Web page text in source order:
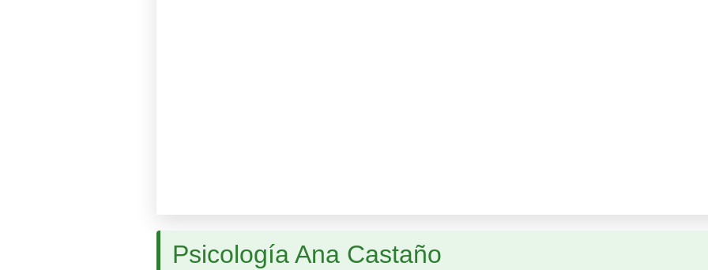
Psicología Ana Castaño